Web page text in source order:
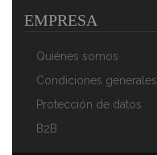
EMPRESA
Quiénes somos
Condiciones generales
Protección de datos
B2B